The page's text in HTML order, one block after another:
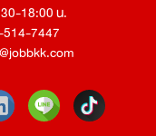
18:00 น.
7447